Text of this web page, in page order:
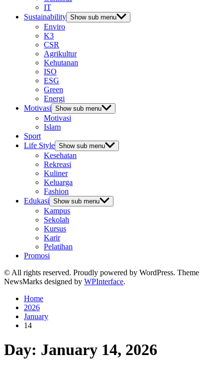
IT
Sustainability Show sub menu
Enviro
K3
CSR
Agrikultur
Kehutanan
ISO
ESG
Green
Energi
Motivasi Show sub menu
Motivasi
Islam
Sport
Life Style Show sub menu
Kesehatan
Rekreasi
Kuliner
Keluarga
Fashion
Edukasi Show sub menu
Kampus
Sekolah
Kursus
Karir
Pelatihan
Promosi
© All rights reserved. Proudly powered by WordPress. Theme
NewsMarks designed by WPInterface.
Home
2026
January
14
Day: January 14, 2026